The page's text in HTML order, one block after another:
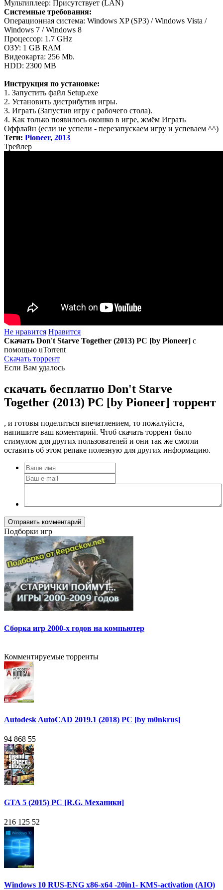
Мультиплеер: Присутствует (LAN)
Системные требования:
Операционная система: Windows XP (SP3) / Windows Vista /
Windows 7 / Windows 8
Процессор: 1.7 GHz
ОЗУ: 1 GB RAM
Видеокарта: 256 Mb.
HDD: 2300 MB
Инструкция по установке:
1. Запустить файл Setup.exe
2. Установить дистрибутив игры.
3. Играть (Запустив игру с рабочего стола).
4. Как только появилось окошко в игре, жмём Играть
Оффлайн (если не успели - перезапускаем игру и успеваем ^^)
Теги: Pioneer, 2013
Трейлер
Не нравится Нравится
Скачать Don't Starve Together (2013) PC [by Pioneer] с
помощью uTorrent
Скачать торрент
Если Вам удалось
скачать бесплатно Don't Starve
Together (2013) PC [by Pioneer] торрент
, и готовы поделиться впечатлением, то пожалуйста,
напишите ваш коментарий. Чтоб скачать торрент было
стимулом для других пользователей и они так же смогли
оставить об этом репаке полезную для других информацию.
Отправить комментарий
Подборки игр
Сборка игр 2000-х годов на компьютер
Комментируемые торренты
Autodesk AutoCAD 2019.1 (2018) PC [by m0nkrus]
94 868 55
GTA 5 (2015) PC [R.G. Механики]
216 125 52
Windows 10 RUS-ENG x86-x64 -20in1- KMS-activation (AIO)